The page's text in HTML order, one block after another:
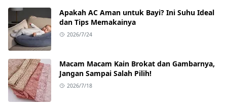
Apakah AC Aman untuk Bayi? Ini Suhu Ideal
dan Tips Memakainya
2026/7/24
Macam Macam Kain Brokat dan Gambarnya,
Jangan Sampai Salah Pilih!
2026/7/18